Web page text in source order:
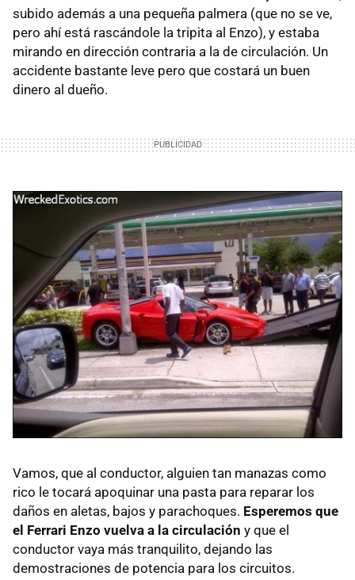
subido además a una pequeña palmera (que no se ve,
pero ahí está rascándole la tripita al Enzo), y estaba
mirando en dirección contraria a la de circulación. Un
accidente bastante leve pero que costará un buen
dinero al dueño.
Vamos, que al conductor, alguien tan manazas como
rico le tocará apoquinar una pasta para reparar los
daños en aletas, bajos y parachoques. Esperemos que
el Ferrari Enzo vuelva a la circulación y que el
conductor vaya más tranquilito, dejando las
demostraciones de potencia para los circuitos.